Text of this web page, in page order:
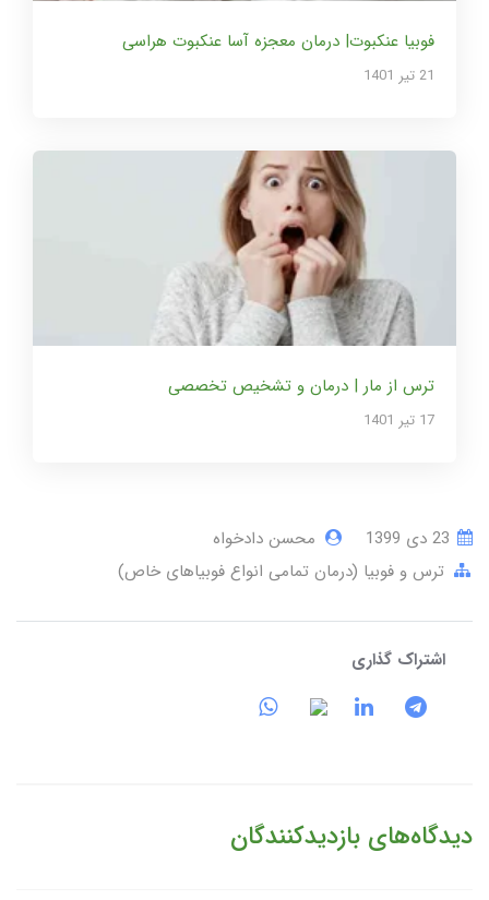
فوبیا عنکبوت| درمان معجزه آسا عنکبوت هراسی
21 تير 1401
ترس از مار | درمان و تشخیص تخصصی
17 تير 1401
محسن دادخواه
ترس و فوبیا (درمان تمامی انواع فوبیاهای خاص)
اشتراک گذاری
دیدگاه‌های بازدیدکنندگان